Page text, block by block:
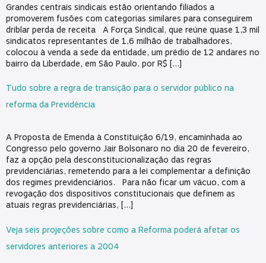
Grandes centrais sindicais estão orientando filiados a
promoverem fusões com categorias similares para conseguirem
driblar perda de receita A Força Sindical, que reúne quase 1,3 mil
sindicatos representantes de 1,6 milhão de trabalhadores,
colocou à venda a sede da entidade, um prédio de 12 andares no
bairro da Liberdade, em São Paulo, por R$ […]
Tudo sobre a regra de transição para o servidor público na
reforma da Previdência
A Proposta de Emenda à Constituição 6/19, encaminhada ao
Congresso pelo governo Jair Bolsonaro no dia 20 de fevereiro,
faz a opção pela desconstitucionalização das regras
previdenciárias, remetendo para a lei complementar a definição
dos regimes previdenciários. Para não ficar um vácuo, com a
revogação dos dispositivos constitucionais que definem as
atuais regras previdenciárias, […]
Veja seis projeções sobre como a Reforma poderá afetar os
servidores anteriores a 2004